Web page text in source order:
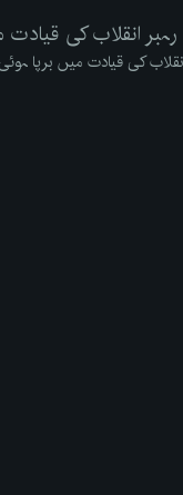
رہبر انقلاب کی
کی قیادت میں برپا